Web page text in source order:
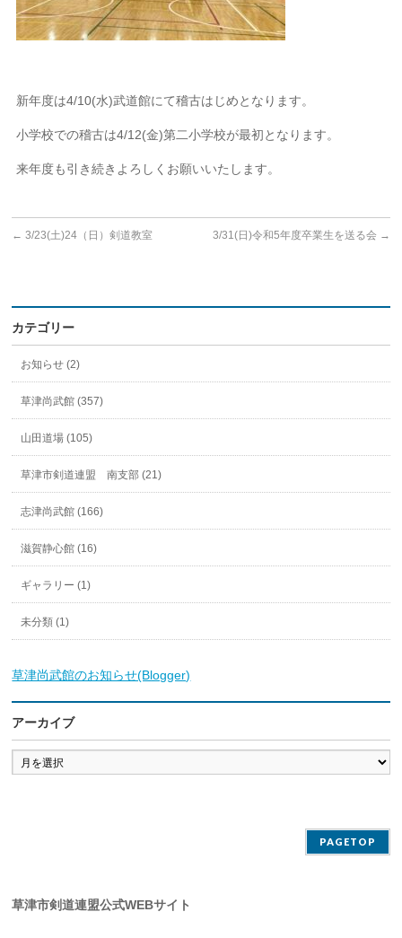
新年度は4/10(水)武道館にて稽古はじめとなります。
小学校での稽古は4/12(金)第二小学校が最初となります。
来年度も引き続きよろしくお願いいたします。
← 3/23(土)24（日）剣道教室 3/31(日)令和5年度卒業生を送る会 →
カテゴリー
お知らせ (2)
草津尚武館 (357)
山田道場 (105)
草津市剣道連盟 南支部 (21)
志津尚武館 (166)
滋賀静心館 (16)
ギャラリー (1)
未分類 (1)
草津尚武館のお知らせ(Blogger)
アーカイブ
ア
ー
PAGETOP
草津市剣道連盟公式WEBサイト